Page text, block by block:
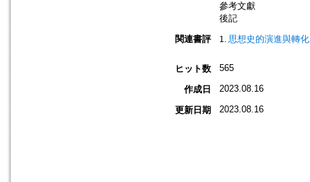
參考文獻
後記
関連書評
思想史的演進與轉
ヒット数 565
作成日 2023.08.16
更新日期 2023.08.16